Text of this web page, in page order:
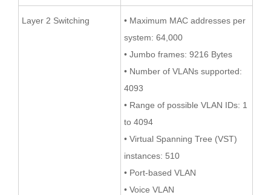
Layer 2 Switching
• Maximum MAC addresses per
system: 64,000
• Jumbo frames: 9216 Bytes
• Number of VLANs supported:
4093
• Range of possible VLAN IDs: 1
to 4094
• Virtual Spanning Tree (VST)
instances: 510
• Port-based VLAN
• Voice VLAN